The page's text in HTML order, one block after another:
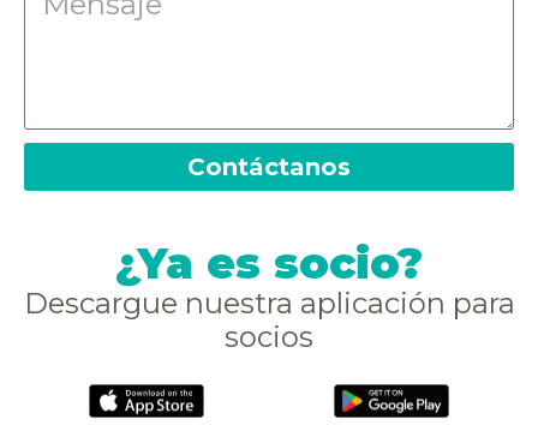
Contáctanos
¿Ya es socio?
Descargue nuestra aplicación para
socios